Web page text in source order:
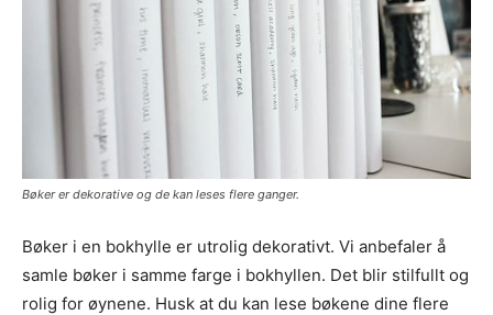
Bøker er dekorative og de kan leses flere ganger.
Bøker i en bokhylle er utrolig dekorativt. Vi anbefaler å
samle bøker i samme farge i bokhyllen. Det blir stilfullt og
rolig for øynene. Husk at du kan lese bøkene dine flere